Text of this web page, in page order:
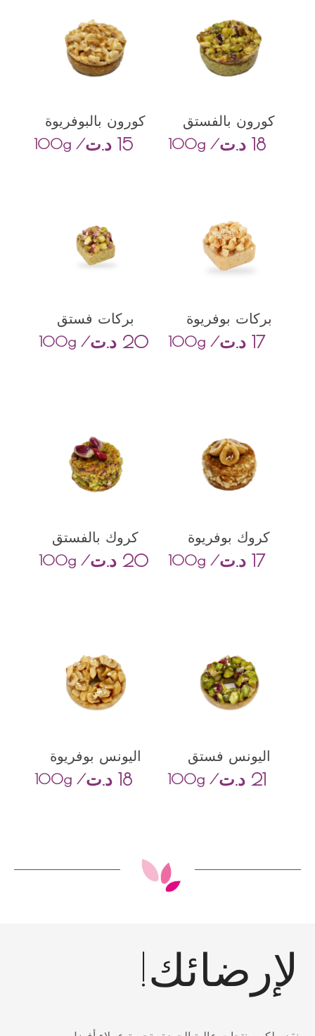
كورون بالفستق
18 د.ت/ 100g
كورون بالبوفريوة
15 د.ت/ 100g
بركات بوفريوة
17 د.ت/ 100g
بركات فستق
20 د.ت/ 100g
كروك بوفريوة
17 د.ت/ 100g
كروك بالفستق
20 د.ت/ 100g
اليونس فستق
21 د.ت/ 100g
اليونس بوفريوة
18 د.ت/ 100g
لإرضائك!